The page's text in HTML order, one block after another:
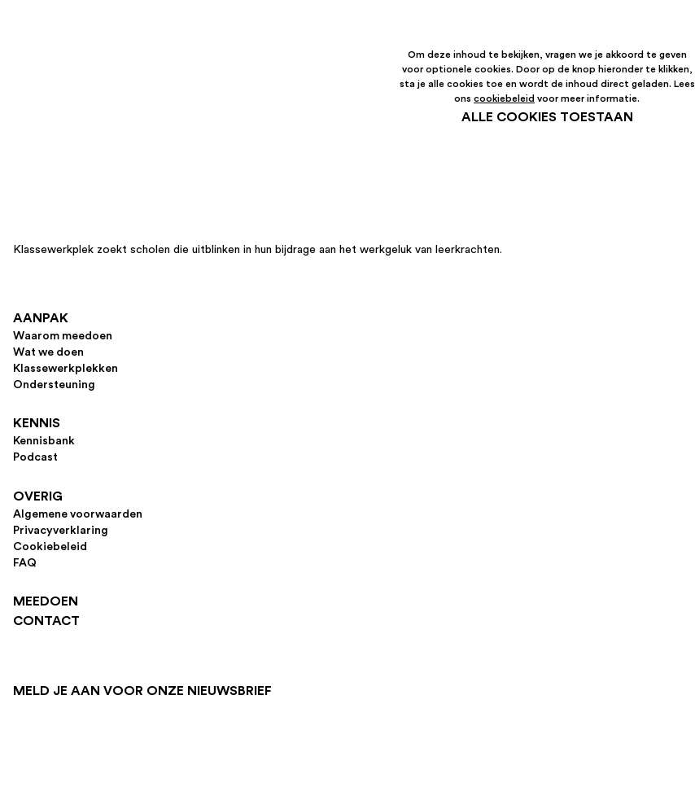
Om deze inhoud te bekijken, vragen we je akkoord te geven
voor optionele cookies. Door op de knop hieronder te klikken,
sta je alle cookies toe en wordt de inhoud direct geladen. Lees
ons cookiebeleid voor meer informatie.
ALLE COOKIES TOESTAAN
Klassewerkplek zoekt scholen die uitblinken in hun bijdrage aan het werkgeluk van leerkrachten.
AANPAK
Waarom meedoen
Wat we doen
Klassewerkplekken
Ondersteuning
KENNIS
Kennisbank
Podcast
OVERIG
Algemene voorwaarden
Privacyverklaring
Cookiebeleid
FAQ
MEEDOEN
CONTACT
MELD JE AAN VOOR ONZE NIEUWSBRIEF